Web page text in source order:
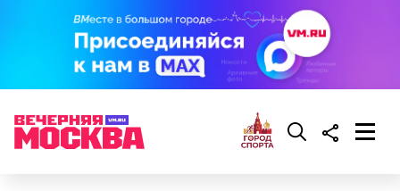
Фото: Shutterstock